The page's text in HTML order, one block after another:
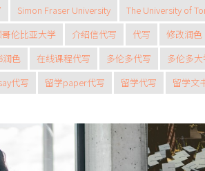
Simon Fraser University The University of
伦比亚大学 介绍信代写 代写 修改润色
润色 在线课程代写 多伦多代写 多伦多
代写 留学paper代写 留学代写 留学文